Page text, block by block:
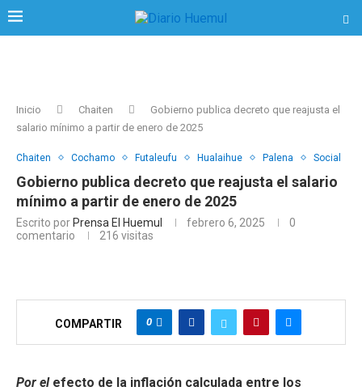
Inicio Chaiten
Gobierno publica decreto que reajusta el
salario mínimo a partir de enero de 2025
Chaiten Cochamo Futaleufu Hualaihue Palena Social
Gobierno publica decreto que reajusta el salario
mínimo a partir de enero de 2025
Escrito por Prensa El Huemul febrero 6, 2025
0
comentario
216 visitas
COMPARTIR 0
Por el efecto de la inflación calculada entre los